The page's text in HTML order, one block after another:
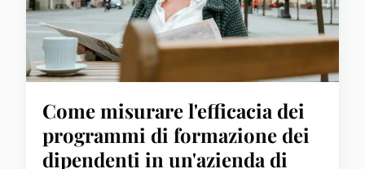
Come misurare l'efficacia dei
programmi di formazione dei
dipendenti in un'azienda di